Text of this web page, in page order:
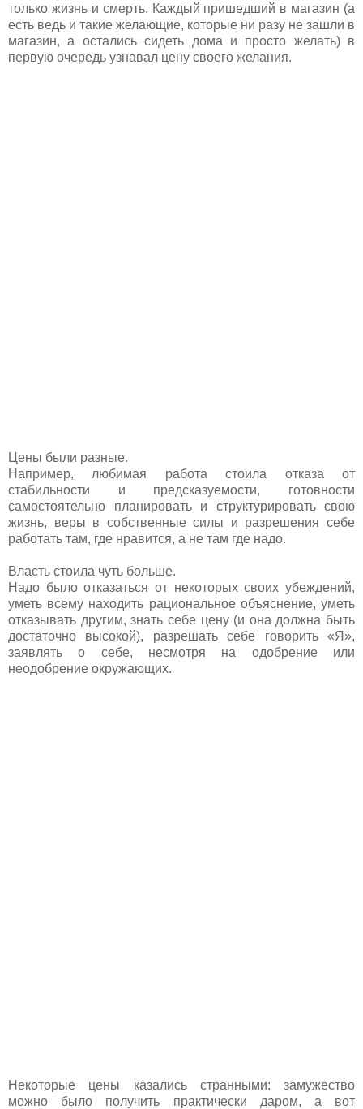
только жизнь и смерть. Каждый пришедший в магазин (а
есть ведь и такие желающие, которые ни разу не зашли в
магазин, а остались сидеть дома и просто желать) в
первую очередь узнавал цену своего желания.
Цены были разные.
Например, любимая работа стоила отказа от
стабильности и предсказуемости, готовности
самостоятельно планировать и структурировать свою
жизнь, веры в собственные силы и разрешения себе
работать там, где нравится, а не там где надо.
Власть стоила чуть больше.
Надо было отказаться от некоторых своих убеждений,
уметь всему находить рациональное объяснение, уметь
отказывать другим, знать себе цену (и она должна быть
достаточно высокой), разрешать себе говорить «Я»,
заявлять о себе, несмотря на одобрение или
неодобрение окружающих.
Некоторые цены казались странными: замужество
можно было получить практически даром, а вот